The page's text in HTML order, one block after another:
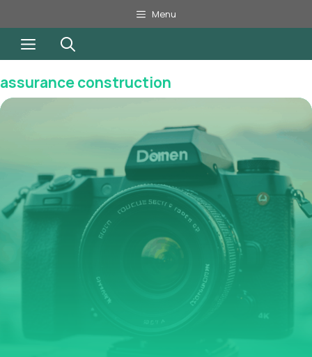
au
contenu
Menu
Menu
assurance construction